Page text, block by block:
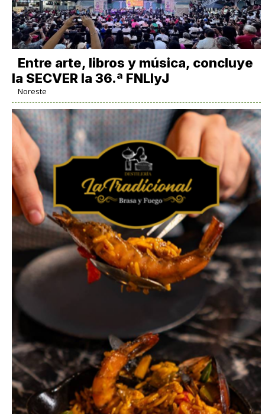
Entre arte, libros y música, concluye
la SECVER la 36.ª FNLIyJ
Noreste